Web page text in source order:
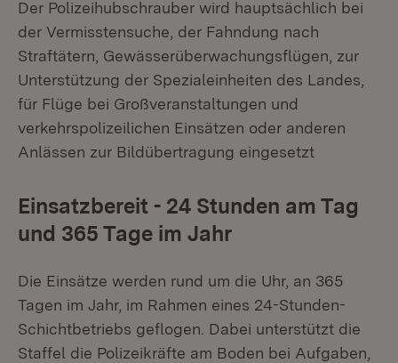
Der Polizeihubschrauber wird hauptsächlich bei
der Vermisstensuche, der Fahndung nach
Straftätern, Gewässerüberwachungsflügen, zur
Unterstützung der Spezialeinheiten des Landes,
für Flüge bei Großveranstaltungen und
verkehrspolizeilichen Einsätzen oder anderen
Anlässen zur Bildübertragung eingesetzt
Einsatzbereit - 24 Stunden am Tag
und 365 Tage im Jahr
Die Einsätze werden rund um die Uhr, an 365
Tagen im Jahr, im Rahmen eines 24-Stunden-
Schichtbetriebs geflogen. Dabei unterstützt die
Staffel die Polizeikräfte am Boden bei Aufgaben,